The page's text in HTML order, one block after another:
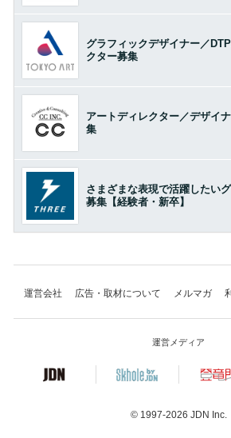
グラフィックデザイナー／
クター募集
アートディレクター／デザイ
集
さまざまな表現で活躍したい
募集【経験者・新卒】
運営会社 広告・取材について メルマガ
運営メディア
© 1997-2026 JDN Inc.